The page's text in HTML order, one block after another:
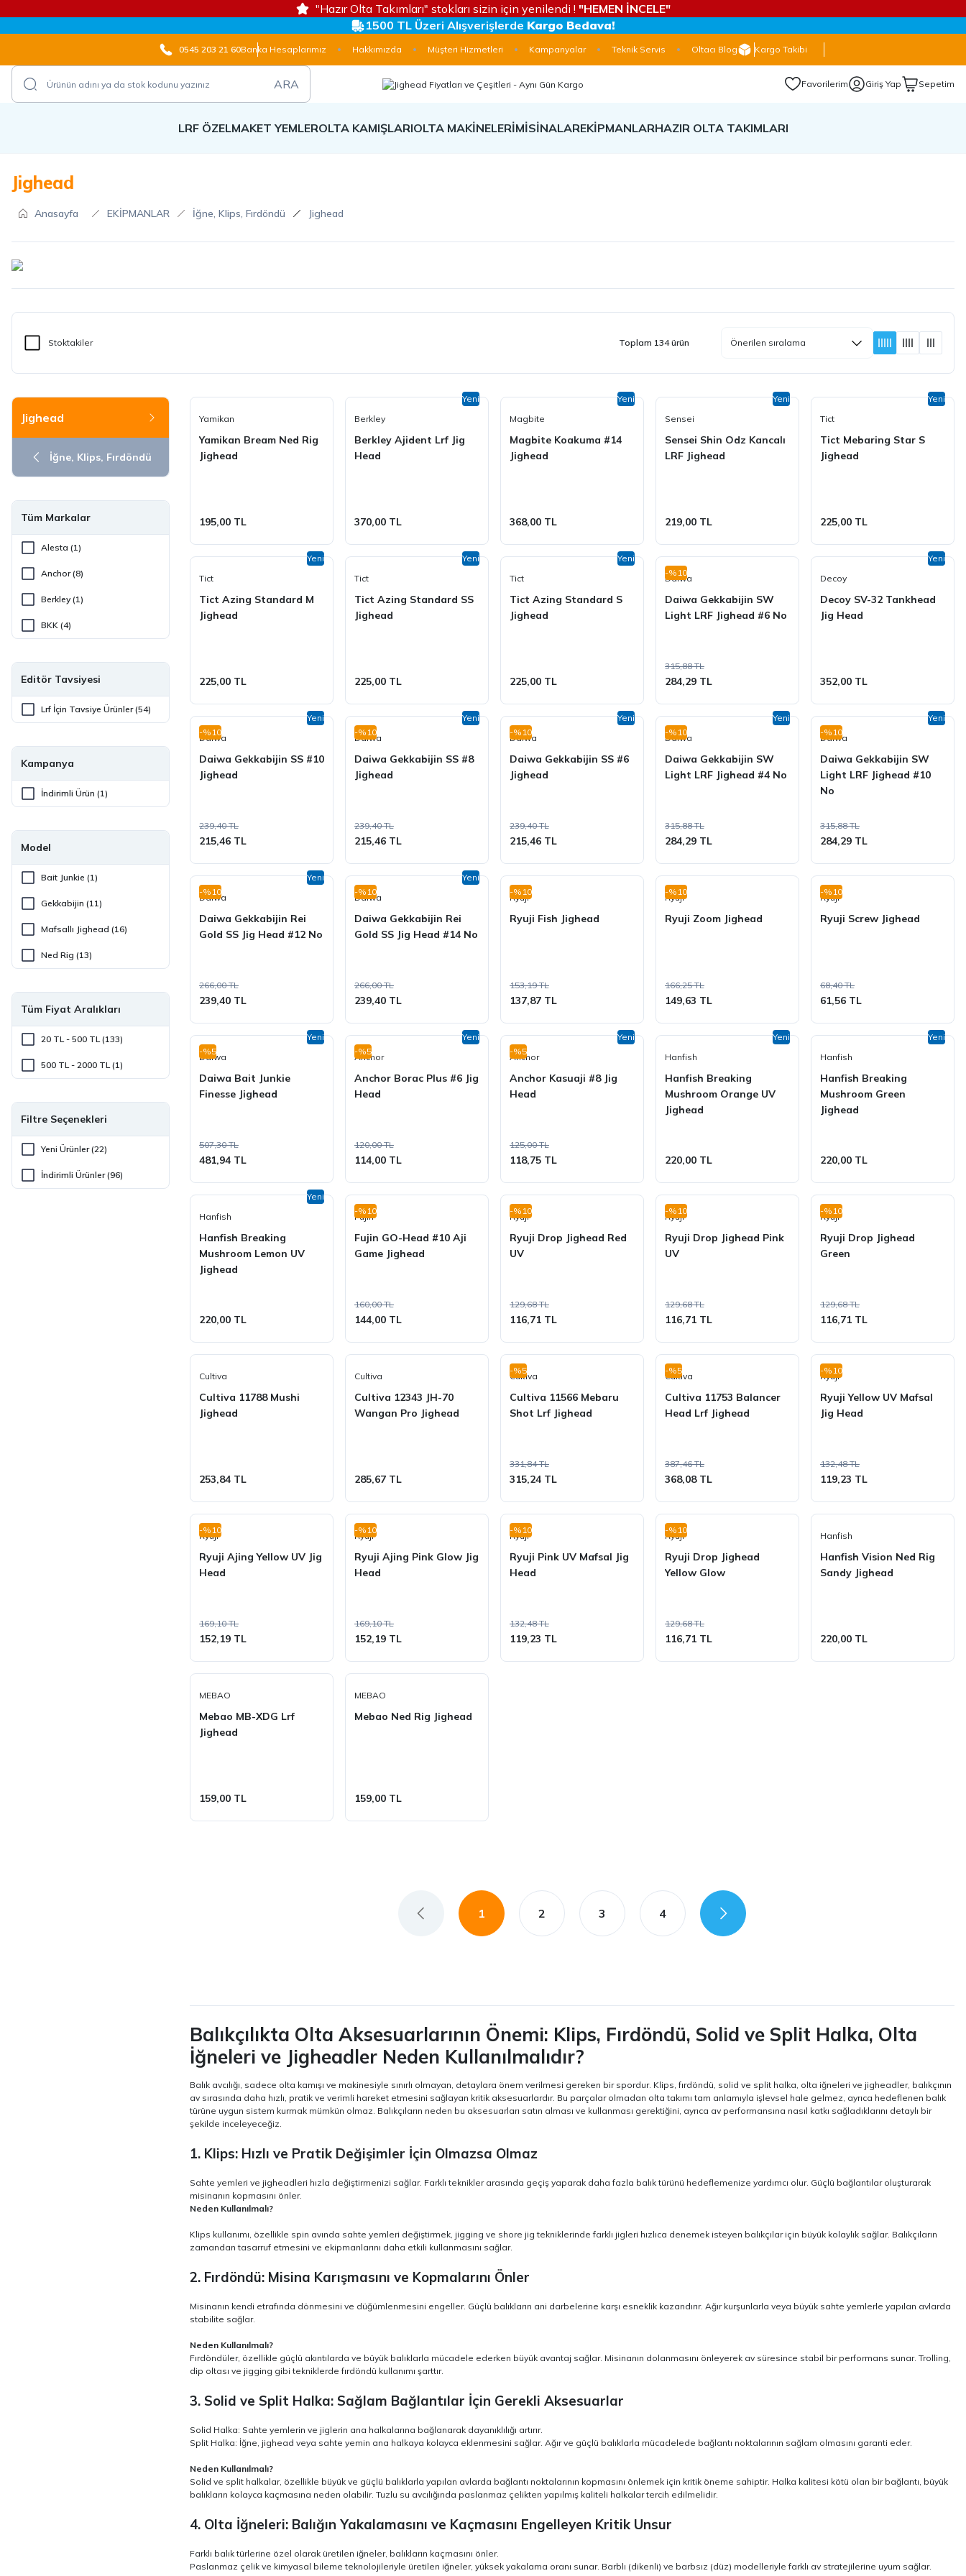
"Hazır Olta Takımları" stokları sizin için yenilendi ! "HEMEN İNCELE"
1500 TL Üzeri Alışverişlerde Kargo Bedava!
0545 203 21 60Banka Hesaplarımız Hakkımızda Müşteri Hizmetleri Kampanyalar Teknik Servis Oltacı Blog Kargo Takibi
ARA Favorilerim Giriş Yap Sepetim
LRF ÖZELMAKET YEMLEROLTA KAMIŞLARIOLTA MAKİNELERİMİSİNALAREKİPMANLARHAZIR OLTA TAKIMLARI
Jighead
Anasayfa EKİPMANLAR İğne, Klips, Fırdöndü Jighead
Stoktakiler Toplam 134 ürün
Jighead
İğne, Klips, Fırdöndü
Tüm Markalar
Alesta (1)
Anchor (8)
Berkley (1)
BKK (4)
Daiwa (12)
DAM (2)
Ecotackle (1)
Fubelo (1)
Fujin (15)
Magbite (1)
Major Craft (2)
MEBAO (2)
Pandora (2)
Savage Gear (3)
Sea Horse (1)
Seabor (1)
SpiinX (15)
Tict (4)
Xesta (1)
Editör Tavsiyesi
Lrf İçin Tavsiye Ürünler (54)
Kampanya
İndirimli Ürün (1)
Model
Bait Junkie (1)
Gekkabijin (11)
Mafsallı Jighead (16)
Ned Rig (13)
Tüm Fiyat Aralıkları
20 TL - 500 TL (133)
500 TL - 2000 TL (1)
Filtre Seçenekleri
Yeni Ürünler (22)
İndirimli Ürünler (96)
Yamikan
Yamikan Bream Ned Rig
Jighead
195,00 TL
Yeni
Berkley
Berkley Ajident Lrf Jig
Head
370,00 TL
Yeni
Magbite
Magbite Koakuma #14
Jighead
368,00 TL
Yeni
Sensei
Sensei Shin Odz Kancalı
LRF Jighead
219,00 TL
Yeni
Tict
Tict Mebaring Star S
Jighead
225,00 TL
Yeni
Tict
Tict Azing Standard M
Jighead
225,00 TL
Yeni
Tict
Tict Azing Standard SS
Jighead
225,00 TL
Yeni
Tict
Tict Azing Standard S
Jighead
225,00 TL
-%10
Daiwa
Daiwa Gekkabijin SW
Light LRF Jighead #6 No
315,88 TL
284,29 TL
Yeni
Decoy
Decoy SV-32 Tankhead
Jig Head
352,00 TL
-%10
Yeni
Daiwa
Daiwa Gekkabijin SS #10
Jighead
239,40 TL
215,46 TL
-%10
Yeni
Daiwa
Daiwa Gekkabijin SS #8
Jighead
239,40 TL
215,46 TL
-%10
Yeni
Daiwa
Daiwa Gekkabijin SS #6
Jighead
239,40 TL
215,46 TL
-%10
Yeni
Daiwa
Daiwa Gekkabijin SW
Light LRF Jighead #4 No
315,88 TL
284,29 TL
-%10
Yeni
Daiwa
Daiwa Gekkabijin SW
Light LRF Jighead #10
No
315,88 TL
284,29 TL
-%10
Yeni
Daiwa
Daiwa Gekkabijin Rei
Gold SS Jig Head #12 No
266,00 TL
239,40 TL
-%10
Yeni
Daiwa
Daiwa Gekkabijin Rei
Gold SS Jig Head #14 No
266,00 TL
239,40 TL
-%10
Ryuji
Ryuji Fish Jighead
153,19 TL
137,87 TL
-%10
Ryuji
Ryuji Zoom Jighead
166,25 TL
149,63 TL
-%10
Ryuji
Ryuji Screw Jighead
68,40 TL
61,56 TL
-%5
Yeni
Daiwa
Daiwa Bait Junkie
Finesse Jighead
507,30 TL
481,94 TL
-%5
Yeni
Anchor
Anchor Borac Plus #6 Jig
Head
120,00 TL
114,00 TL
-%5
Yeni
Anchor
Anchor Kasuaji #8 Jig
Head
125,00 TL
118,75 TL
Yeni
Hanfish
Hanfish Breaking
Mushroom Orange UV
Jighead
220,00 TL
Yeni
Hanfish
Hanfish Breaking
Mushroom Green
Jighead
220,00 TL
Yeni
Hanfish
Hanfish Breaking
Mushroom Lemon UV
Jighead
220,00 TL
-%10
Fujin
Fujin GO-Head #10 Aji
Game Jighead
160,00 TL
144,00 TL
-%10
Ryuji
Ryuji Drop Jighead Red
UV
129,68 TL
116,71 TL
-%10
Ryuji
Ryuji Drop Jighead Pink
UV
129,68 TL
116,71 TL
-%10
Ryuji
Ryuji Drop Jighead
Green
129,68 TL
116,71 TL
Cultiva
Cultiva 11788 Mushi
Jighead
253,84 TL
Cultiva
Cultiva 12343 JH-70
Wangan Pro Jighead
285,67 TL
-%5
Cultiva
Cultiva 11566 Mebaru
Shot Lrf Jighead
331,84 TL
315,24 TL
-%5
Cultiva
Cultiva 11753 Balancer
Head Lrf Jighead
387,46 TL
368,08 TL
-%10
Ryuji
Ryuji Yellow UV Mafsal
Jig Head
132,48 TL
119,23 TL
-%10
Ryuji
Ryuji Ajing Yellow UV Jig
Head
169,10 TL
152,19 TL
-%10
Ryuji
Ryuji Ajing Pink Glow Jig
Head
169,10 TL
152,19 TL
-%10
Ryuji
Ryuji Pink UV Mafsal Jig
Head
132,48 TL
119,23 TL
-%10
Ryuji
Ryuji Drop Jighead
Yellow Glow
129,68 TL
116,71 TL
Hanfish
Hanfish Vision Ned Rig
Sandy Jighead
220,00 TL
MEBAO
Mebao MB-XDG Lrf
Jighead
159,00 TL
MEBAO
Mebao Ned Rig Jighead
159,00 TL
1 2 3 4
Balıkçılıkta Olta Aksesuarlarının Önemi: Klips, Fırdöndü, Solid ve Split Halka, Olta
İğneleri ve Jigheadler Neden Kullanılmalıdır?
Balık avcılığı, sadece olta kamışı ve makinesiyle sınırlı olmayan, detaylara önem verilmesi gereken bir spordur. Klips, fırdöndü, solid ve split halka, olta iğneleri ve jigheadler, balıkçının
av sırasında daha hızlı, pratik ve verimli hareket etmesini sağlayan kritik aksesuarlardır. Bu parçalar olmadan olta takımı tam anlamıyla işlevsel hale gelmez, ayrıca hedeflenen balık
türüne uygun sistem kurmak mümkün olmaz. Balıkçıların neden bu aksesuarları satın alması ve kullanması gerektiğini, ayrıca av performansına nasıl katkı sağladıklarını detaylı bir
şekilde inceleyeceğiz.
1. Klips: Hızlı ve Pratik Değişimler İçin Olmazsa Olmaz
Sahte yemleri ve jigheadleri hızla değiştirmenizi sağlar. Farklı teknikler arasında geçiş yaparak daha fazla balık türünü hedeflemenize yardımcı olur. Güçlü bağlantılar oluşturarak
misinanın kopmasını önler.
Neden Kullanılmalı?
Klips kullanımı, özellikle spin avında sahte yemleri değiştirmek, jigging ve shore jig tekniklerinde farklı jigleri hızlıca denemek isteyen balıkçılar için büyük kolaylık sağlar. Balıkçıların
zamandan tasarruf etmesini ve ekipmanlarını daha etkili kullanmasını sağlar.
2. Fırdöndü: Misina Karışmasını ve Kopmalarını Önler
Misinanın kendi etrafında dönmesini ve düğümlenmesini engeller. Güçlü balıkların ani darbelerine karşı esneklik kazandırır. Ağır kurşunlarla veya büyük sahte yemlerle yapılan avlarda
stabilite sağlar.
Neden Kullanılmalı?
Fırdöndüler, özellikle güçlü akıntılarda ve büyük balıklarla mücadele ederken büyük avantaj sağlar. Misinanın dolanmasını önleyerek av süresince stabil bir performans sunar. Trolling,
dip oltası ve jigging gibi tekniklerde fırdöndü kullanımı şarttır.
3. Solid ve Split Halka: Sağlam Bağlantılar İçin Gerekli Aksesuarlar
Solid Halka: Sahte yemlerin ve jiglerin ana halkalarına bağlanarak dayanıklılığı artırır.
Split Halka: İğne, jighead veya sahte yemin ana halkaya kolayca eklenmesini sağlar. Ağır ve güçlü balıklarla mücadelede bağlantı noktalarının sağlam olmasını garanti eder.
Neden Kullanılmalı?
Solid ve split halkalar, özellikle büyük ve güçlü balıklarla yapılan avlarda bağlantı noktalarının kopmasını önlemek için kritik öneme sahiptir. Halka kalitesi kötü olan bir bağlantı, büyük
balıkların kolayca kaçmasına neden olabilir. Tuzlu su avcılığında paslanmaz çelikten yapılmış kaliteli halkalar tercih edilmelidir.
4. Olta İğneleri: Balığın Yakalamasını ve Kaçmasını Engelleyen Kritik Unsur
Farklı balık türlerine özel olarak üretilen iğneler, balıkların kaçmasını önler.
Paslanmaz çelik ve kimyasal bileme teknolojileriyle üretilen iğneler, yüksek yakalama oranı sunar. Barblı (dikenli) ve barbsız (düz) modelleriyle farklı av stratejilerine uyum sağlar.